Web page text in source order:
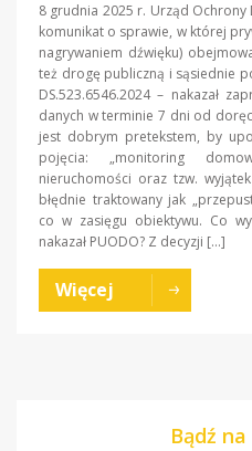
8 grudnia 2025 r. Urząd
komunikat o sprawie, w której
nagrywaniem dźwięku)
też drogę publiczną i sąsiednie
DS.523.6546.2024 – nakazał
danych w terminie 7 dni od
jest dobrym pretekstem, by
pojęcia: „monitoring
nieruchomości oraz tzw.
błędnie traktowany jak
co w zasięgu obiektywu. Co
nakazał PUODO? Z decyzji […]
Więcej
Bądź